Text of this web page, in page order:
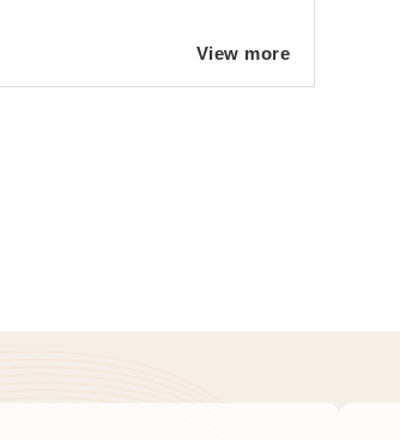
View more